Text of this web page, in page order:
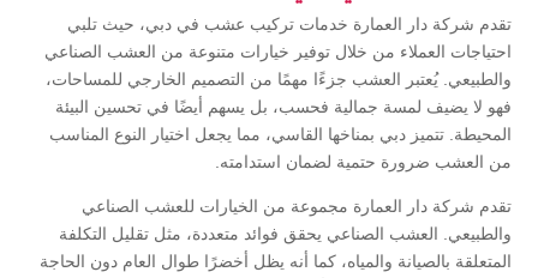
تقدم شركة دار العمارة خدمات تركيب عشب في دبي، حيث تلبي
احتياجات العملاء من خلال توفير خيارات متنوعة من العشب الصناعي
والطبيعي. يُعتبر العشب جزءًا مهمًا من التصميم الخارجي للمساحات،
فهو لا يضيف لمسة جمالية فحسب، بل يسهم أيضًا في تحسين البيئة
المحيطة. تتميز دبي بمناخها القاسي، مما يجعل اختيار النوع المناسب
من العشب ضرورة حتمية لضمان استدامته.
تقدم شركة دار العمارة مجموعة من الخيارات للعشب الصناعي
والطبيعي. العشب الصناعي يحقق فوائد متعددة، مثل تقليل التكلفة
المتعلقة بالصيانة والمياه، كما أنه يظل أخضرًا طوال العام دون الحاجة